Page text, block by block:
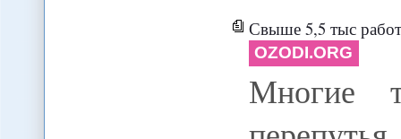
Свыше 5,5 тыс
OZODI.ORG
Многие